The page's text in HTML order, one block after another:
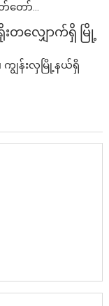
တော်...
တလျှောက်ရှိ မြို့
ကျွန်းလှမြို့နယ်ရှိ